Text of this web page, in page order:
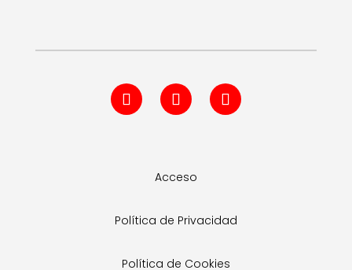
Acceso
Política de Privacidad
Política de Cookies